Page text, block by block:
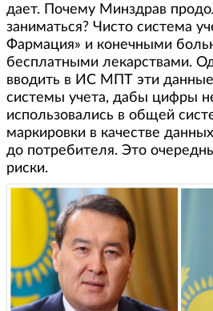
дает. Почему Минздрав
заниматься? Чисто система
Фармация» и конечными
бесплатными лекарствами.
вводить в ИС МПТ эти данные
системы учета, дабы цифры
использовались в общей
маркировки в качестве
до потребителя. Это
риски.